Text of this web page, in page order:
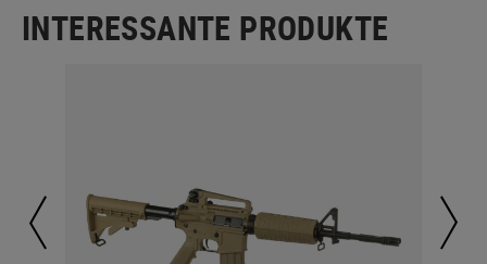
INTERESSANTE PRODUKTE